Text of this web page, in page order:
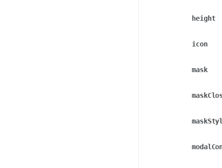
height
icon
mask